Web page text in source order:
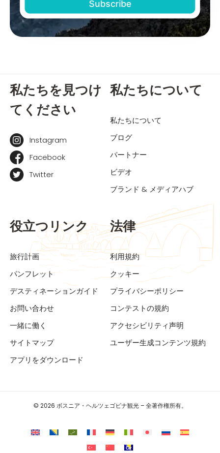
私たちを見つけ
てください
Instagram
Facebook
Twitter
私たちについて
私たちについて
ブログ
パートナー
ビデオ
ブランド & メディアハブ
役立つリンク
旅行計画
パンフレット
デスティネーションガイド
お問い合わせ
一緒に働く
サイトマップ
アプリをダウンロード
法律
利用規約
クッキー
プライバシーポリシー
コンテストの規約
アクセシビリティ声明
ユーザー生成コンテンツ規約
© 2026 ボスニア・ヘルツェゴビナ観光 – 全著作権所有。